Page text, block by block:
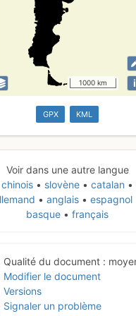
1000 km i
GPX KML
Voir dans une autre langue
chinois
slovène
catalan
anglais
espagnol
basque
français
Qualité du document
Modifier le document
Versions
Signaler un problème